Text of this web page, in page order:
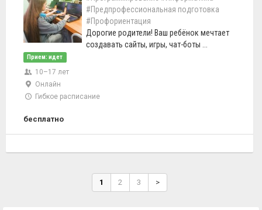
#Предпрофессиональная подготовка
#Профориентация
Дорогие родители! Ваш ребёнок мечтает
создавать сайты, игры, чат-боты ...
Прием: идет
10–17 лет
Онлайн
Гибкое расписание
бесплатно
1 2 3 >